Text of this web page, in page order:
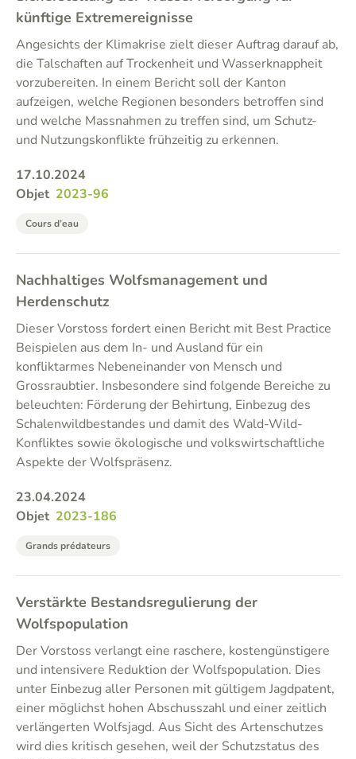
künftige Extremereignisse
Angesichts der Klimakrise zielt dieser Auftrag darauf ab,
die Talschaften auf Trockenheit und Wasserknappheit
vorzubereiten. In einem Bericht soll der Kanton
aufzeigen, welche Regionen besonders betroffen sind
und welche Massnahmen zu treffen sind, um Schutz-
und Nutzungskonflikte frühzeitig zu erkennen.
17.10.2024
Objet 2023-96
Cours d’eau
Nachhaltiges Wolfsmanagement und
Herdenschutz
Dieser Vorstoss fordert einen Bericht mit Best Practice
Beispielen aus dem In- und Ausland für ein
konfliktarmes Nebeneinander von Mensch und
Grossraubtier. Insbesondere sind folgende Bereiche zu
beleuchten: Förderung der Behirtung, Einbezug des
Schalenwildbestandes und damit des Wald-Wild-
Konfliktes sowie ökologische und volkswirtschaftliche
Aspekte der Wolfspräsenz.
23.04.2024
Objet 2023-186
Grands prédateurs
Verstärkte Bestandsregulierung der
Wolfspopulation
Der Vorstoss verlangt eine raschere, kostengünstigere
und intensivere Reduktion der Wolfspopulation. Dies
unter Einbezug aller Personen mit gültigem Jagdpatent,
einer möglichst hohen Abschusszahl und einer zeitlich
verlängerten Wolfsjagd. Aus Sicht des Artenschutzes
wird dies kritisch gesehen, weil der Schutzstatus des